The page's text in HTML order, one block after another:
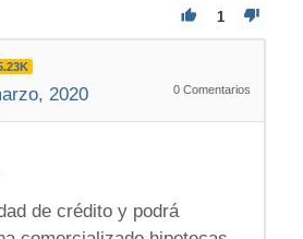
1
2020 0 Comentarios
de crédito y podrá